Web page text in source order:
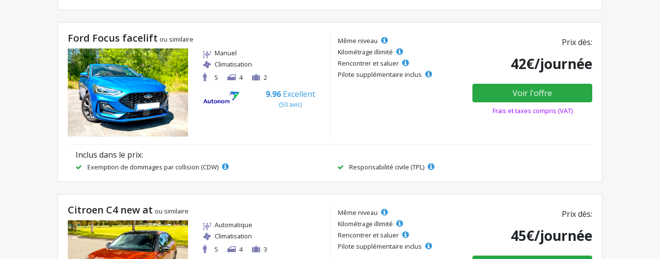
Ford Focus facelift ou similaire
Manuel
Climatisation
5
4 2
9.96 Excellent
(50 avis)
Même niveau
Kilométrage illimité
Rencontrer et saluer
Pilote supplémentaire inclus
Prix dès:
42€/journée
Voir l'offre
Frais et taxes compris (VAT)
Inclus dans le prix:
Exemption de dommages par collision (CDW) Responsabilité civile (TPL)
Citroen C4 new at ou similaire
Automatique
Climatisation
5
4 3
Même niveau
Kilométrage illimité
Rencontrer et saluer
Pilote supplémentaire inclus
Prix dès:
45€/journée